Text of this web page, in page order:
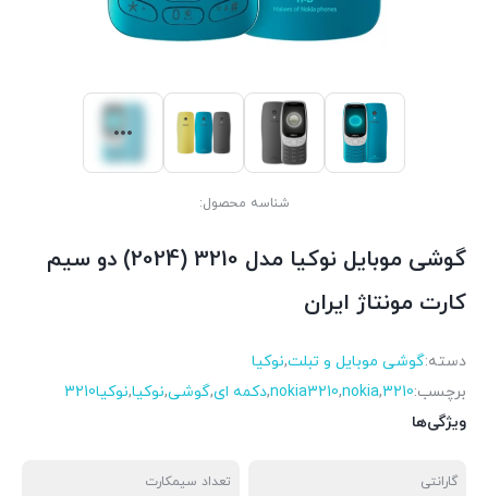
شناسه محصول:
گوشی موبايل نوکیا مدل 3210 (2024) دو سیم
کارت مونتاژ ایران
دسته:گوشی موبایل و تبلت,نوکیا
برچسب:3210
,
nokia
,
nokia3210
,دکمه ای,گوشی,نوکیا,نوکیا3210
ویژگی‌ها
گارانتی تعداد سیمکارت